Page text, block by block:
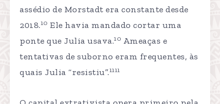
assédio de Morstadt era constante desde
2018.10 Ele havia mandado cortar uma
ponte que Julia usava.10 Ameaças e
tentativas de suborno eram frequentes, às
quais Julia “resistiu”.1111